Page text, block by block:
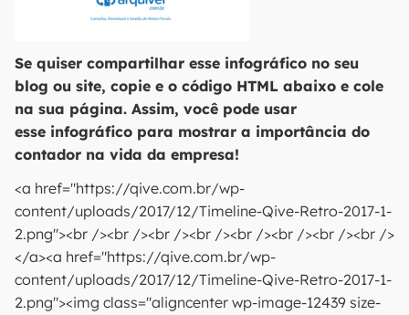
Se quiser compartilhar esse infográfico no seu
blog ou site, copie e o código HTML abaixo e cole
na sua página. Assim, você pode usar
esse infográfico para mostrar a importância do
contador na vida da empresa!
<a href="https://qive.com.br/wp-
content/uploads/2017/12/Timeline-Qive-Retro-2017-1-
2.png"><br /><br /><br /><br /><br /><br /><br /><br />
</a><a href="https://qive.com.br/wp-
content/uploads/2017/12/Timeline-Qive-Retro-2017-1-
2.png"><img class="aligncenter wp-image-12439 size-